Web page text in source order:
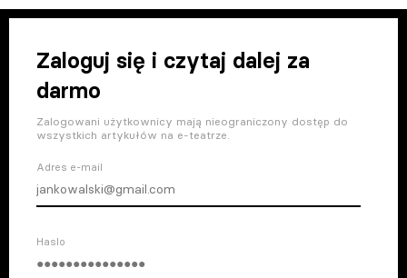
Zaloguj się i czytaj dalej za
darmo
Zalogowani użytkownicy mają nieograniczony dostęp do
wszystkich artykułów na e-teatrze.
Adres e-mail
Haslo